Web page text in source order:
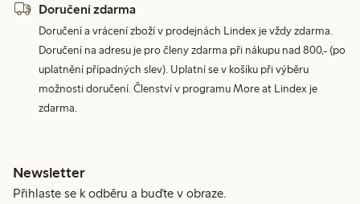
Doručení zdarma
Doručení a vrácení zboží v prodejnách Lindex je vždy zdarma.
Doručení na adresu je pro členy zdarma při nákupu nad 800,- (po
uplatnění případných slev). Uplatní se v košíku při výběru
možnosti doručení. Členství v programu More at Lindex je
zdarma.
Newsletter
Přihlaste se k odběru a buďte v obraze.